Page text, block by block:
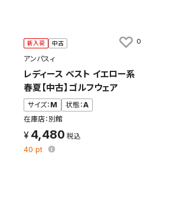
新入荷 中古
アンパスィ
レディース ベスト イエロー系
春夏【中古】ゴルフウェア
サイズ： M 状態：A
在庫店：別館
4,480
40pt
0